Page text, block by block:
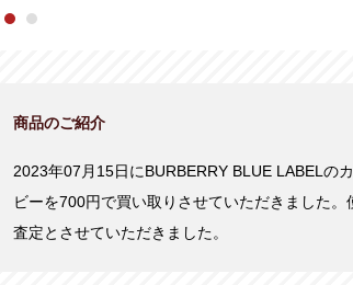
商品のご紹介
2023年07月15日にBURBERRY BLUE LABELの
ビーを700円で買い取りさせていただきました
査定とさせていただきました。